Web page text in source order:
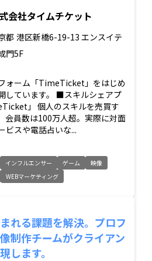
会社タイムチケット
都 港区新橋6-19-13 エンスイテ
門5F
ォーム「TimeTicket」をはじめ
しています。 ■スキルシェアプ
」 個人のスキルを売買す
会員数は100万人超。実際に対面
ビスや電話占いな...
インフルエンサー ゲーム
映像
WEBマーケティング
れる課題を解決。プロフ
制作チームがクライアン
します。